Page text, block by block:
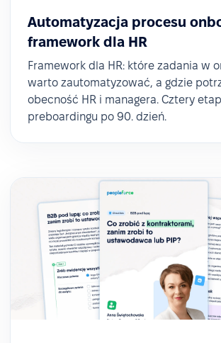
Automatyzacja procesu
framework dla HR
Framework dla HR: które zadania w
warto zautomatyzować, a gdzie
obecność HR i managera. Cztery
preboardingu po 90. dzień.